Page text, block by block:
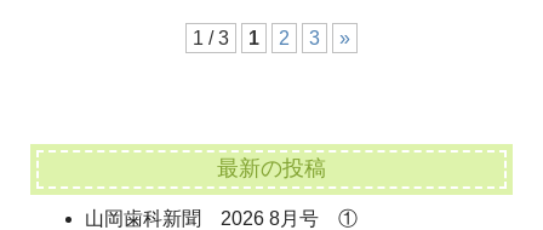
1 / 3 1 2 3 »
最新の投稿
山岡歯科新聞 2026 8月号 ①